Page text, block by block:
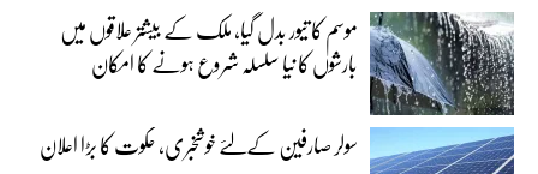
موسم کا تیور بدل گیا، ملک کے بیشتر علاقوں میں
بارشوں کا نیا سلسلہ شروع ہونے کا امکان
سولر صارفین کےلئے خوشخبری، حکوت کا بڑا اعلان